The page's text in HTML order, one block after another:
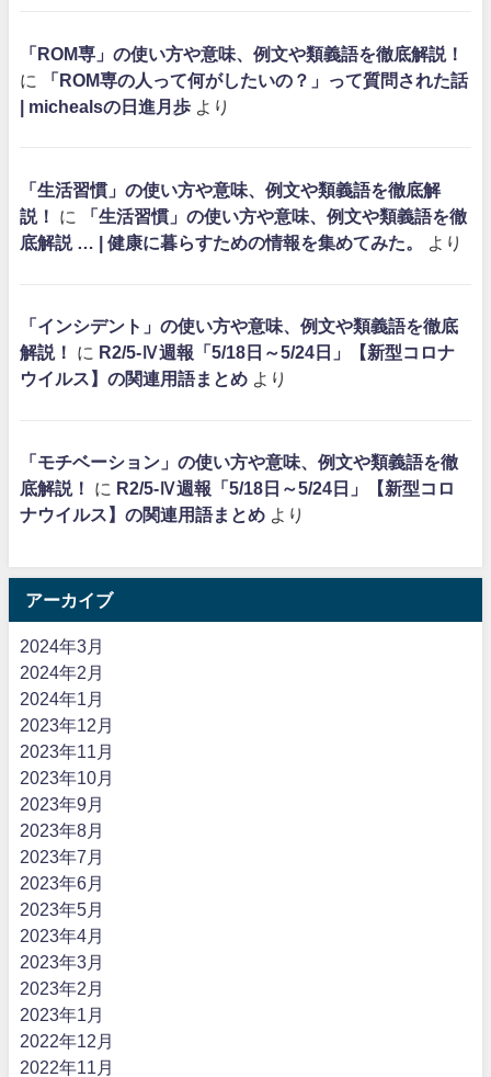
「ROM専」の使い方や意味、例文や類義語を徹底解説！
に
「ROM専の人って何がしたいの？」って質問された話
| michealsの日進月歩 より
「生活習慣」の使い方や意味、例文や類義語を徹底解
説！
に
「生活習慣」の使い方や意味、例文や類義語を徹
底解説 … | 健康に暮らすための情報を集めてみた。
より
「インシデント」の使い方や意味、例文や類義語を徹底
解説！
に R2/5-Ⅳ週報「5/18日～5/24日」【新型コロナ
ウイルス】の関連用語まとめ より
「モチベーション」の使い方や意味、例文や類義語を徹
底解説！
に R2/5-Ⅳ週報「5/18日～5/24日」【新型コロ
ナウイルス】の関連用語まとめ より
アーカイブ
2024年3月
2024年2月
2024年1月
2023年12月
2023年11月
2023年10月
2023年9月
2023年8月
2023年7月
2023年6月
2023年5月
2023年4月
2023年3月
2023年2月
2023年1月
2022年12月
2022年11月